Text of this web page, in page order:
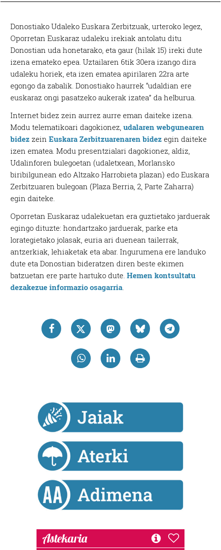
Donostiako Udaleko Euskara Zerbitzuak, urteroko legez,
Oporretan Euskaraz udaleku irekiak antolatu ditu
Donostian uda honetarako, eta gaur (hilak 15) ireki dute
izena emateko epea. Uztailaren 6tik 30era izango dira
udaleku horiek, eta izen ematea apirilaren 22ra arte
egongo da zabalik. Donostiako haurrek “udaldian ere
euskaraz ongi pasatzeko aukerak izatea” da helburua.
Internet bidez zein aurrez aurre eman daiteke izena.
Modu telematikoari dagokionez,udalaren webgunearen
bidez zeinEuskara Zerbitzuarenaren bidez egin daiteke
izen ematea. Modu presentzialari dagokionez, aldiz,
Udalinforen bulegoetan (udaletxean, Morlansko
biribilgunean edo Altzako Harrobieta plazan) edo Euskara
Zerbitzuaren bulegoan (Plaza Berria, 2, Parte Zaharra)
egin daiteke.
Oporretan Euskaraz udalekuetan era guztietako jarduerak
egingo dituzte: hondartzako jarduerak, parke eta
lorategietako jolasak, euria ari duenean tailerrak,
antzerkiak, lehiaketak eta abar. Ingurumena ere landuko
dute eta Donostian bideratzen diren beste ekimen
batzuetan ere parte hartuko dute.Hemen kontsultatu
dezakezue informazio osagarria.
Astekaria